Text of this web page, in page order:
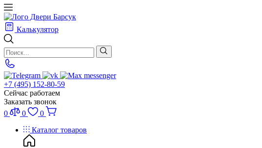
Калькулятор
+7 (495) 152-80-59
Сейчас работаем
Заказать звонок
0
0
0
Каталог товаров